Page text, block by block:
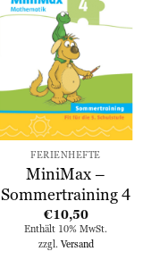
hinzufügen
FERIENHEFTE
MiniMax –
Sommertraining 4
€10,50
Enthält 10% MwSt.
zzgl. Versand